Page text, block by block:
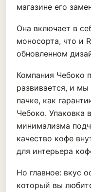
магазине его
Она включает в
моносорта, что и
обновленном
Компания Чебоко
развивается, и
пачке, как
Чебоко. Упаковка
минимализма
качество кофе
для интерьера
Но главное: вкус
который вы